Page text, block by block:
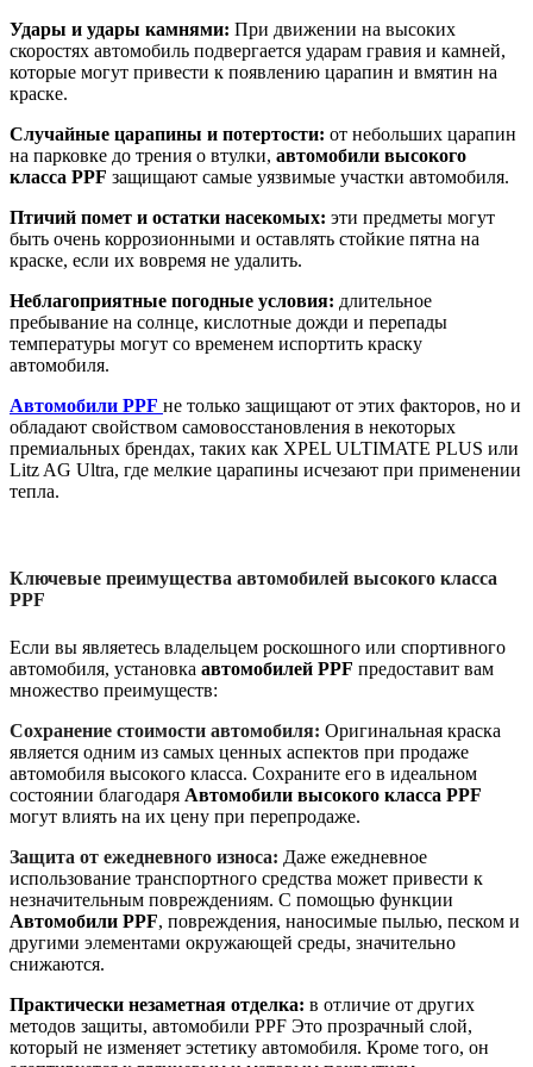
Удары и удары камнями: При движении на высоких
скоростях автомобиль подвергается ударам гравия и камней,
которые могут привести к появлению царапин и вмятин на
краске.
Случайные царапины и потертости: от небольших царапин
на парковке до трения о втулки, автомобили высокого
класса PPF защищают самые уязвимые участки автомобиля.
Птичий помет и остатки насекомых: эти предметы могут
быть очень коррозионными и оставлять стойкие пятна на
краске, если их вовремя не удалить.
Неблагоприятные погодные условия: длительное
пребывание на солнце, кислотные дожди и перепады
температуры могут со временем испортить краску
автомобиля.
Автомобили PPF не только защищают от этих факторов, но и
обладают свойством самовосстановления в некоторых
премиальных брендах, таких как XPEL ULTIMATE PLUS или
Litz AG Ultra, где мелкие царапины исчезают при применении
тепла.
Ключевые преимущества автомобилей высокого класса
PPF
Если вы являетесь владельцем роскошного или спортивного
автомобиля, установка автомобилей PPF предоставит вам
множество преимуществ:
Сохранение стоимости автомобиля: Оригинальная краска
является одним из самых ценных аспектов при продаже
автомобиля высокого класса. Сохраните его в идеальном
состоянии благодаря Автомобили высокого класса PPF
могут влиять на их цену при перепродаже.
Защита от ежедневного износа: Даже ежедневное
использование транспортного средства может привести к
незначительным повреждениям. С помощью функции
Автомобили PPF, повреждения, наносимые пылью, песком и
другими элементами окружающей среды, значительно
снижаются.
Практически незаметная отделка: в отличие от других
методов защиты, автомобили PPF Это прозрачный слой,
который не изменяет эстетику автомобиля. Кроме того, он